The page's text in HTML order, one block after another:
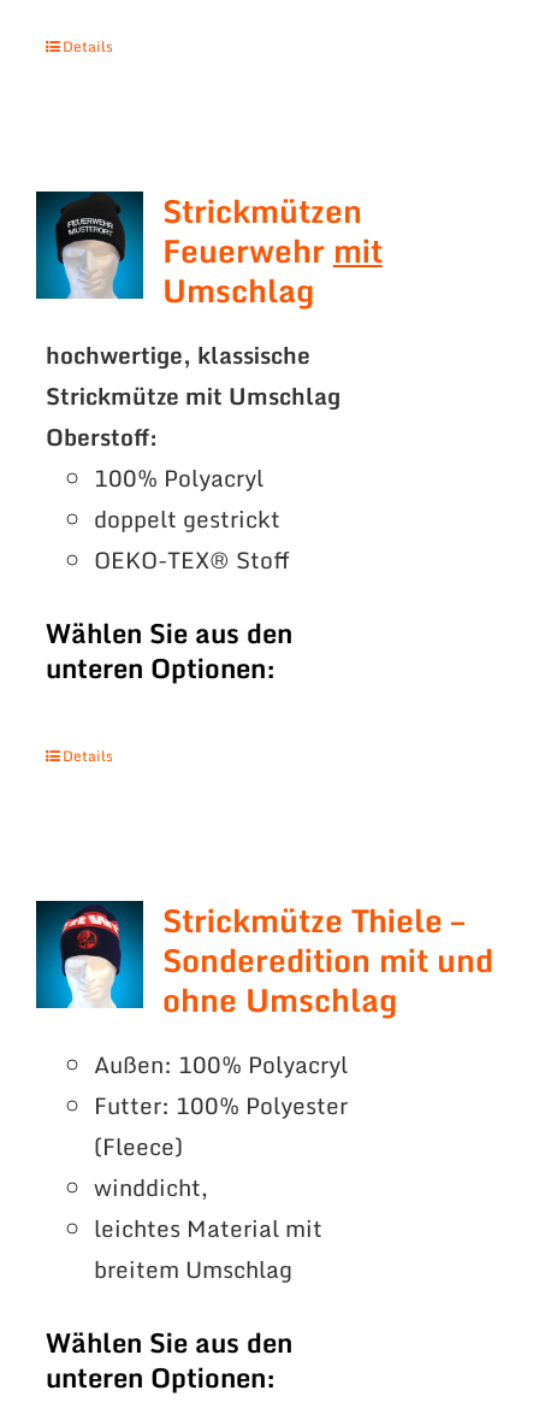
Details
Strickmützen
Feuerwehr mit
Umschlag
hochwertige, klassische
Strickmütze mit Umschlag
Oberstoff:
100% Polyacryl
doppelt gestrickt
OEKO-TEX® Stoff
Wählen Sie aus den
unteren Optionen:
Details
Strickmütze Thiele –
Sonderedition mit und
ohne Umschlag
Außen: 100% Polyacryl
Futter: 100% Polyester
(Fleece)
winddicht,
leichtes Material mit
breitem Umschlag
Wählen Sie aus den
unteren Optionen: